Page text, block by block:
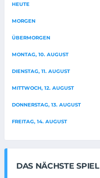
HEUTE
MORGEN
ÜBERMORGEN
MONTAG, 10. AUGUST
DIENSTAG, 11. AUGUST
MITTWOCH, 12. AUGUST
DONNERSTAG, 13. AUGUST
FREITAG, 14. AUGUST
DAS NÄCHSTE SPIEL